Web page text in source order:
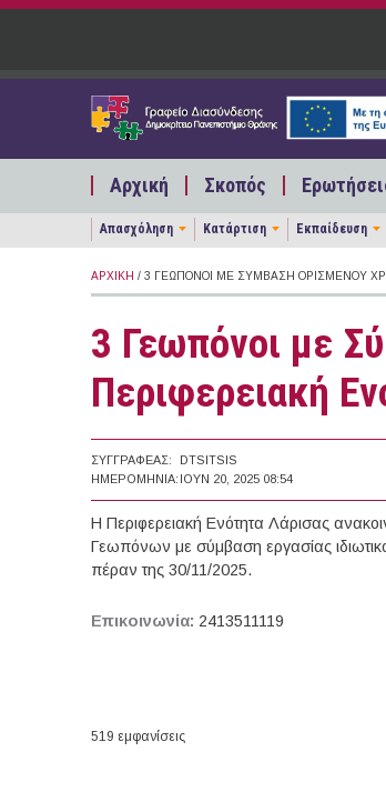
Παράκαμψη προς το κυρίως περιεχόμενο
Αρχική Σκοπός
Απασχόληση Κατάρτιση Εκπαίδευση
ΑΡΧΙΚΉ / 3 ΓΕΩΠΌΝΟΙ ΜΕ ΣΎΜΒΑΣΗ ΟΡΙΣΜΈΝΟΥ
3 Γεωπόνοι με
Περιφερειακή
ΣΥΓΓΡΑΦΈΑΣ:
DTSITSIS
ΗΜΕΡΟΜΗΝΊΑ: ΙΟΥΝ 20, 2025 08:54
Η Περιφερειακή Ενότητα Λάρισας
Γεωπόνων με σύμβαση εργασίας
πέραν της 30/11/2025.
Επικοινωνία: 2413511119
519 εμφανίσεις